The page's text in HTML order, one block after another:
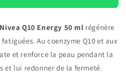
Q10 Energy 50 ml régénère
Au coenzyme Q10 et aux
et renforce la peau pendant la
et lui redonner de la fermeté.